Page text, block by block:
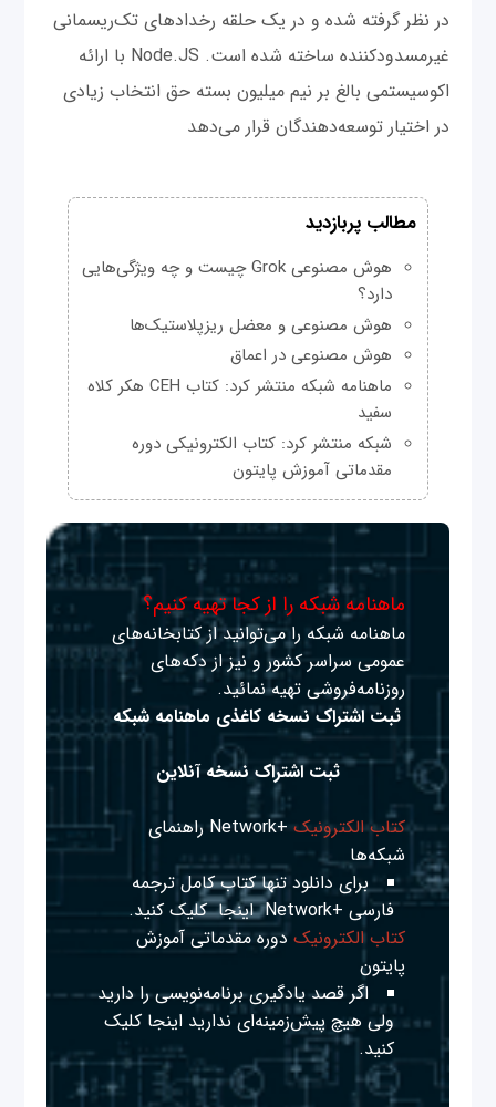
در نظر گرفته شده و در یک حلقه رخداد‌های تک‌ریسمانی
غیرمسدودکننده ساخته شده است. Node.JS با ارائه
اکوسیستمی بالغ بر نیم میلیون بسته حق انتخاب زیادی
در اختیار توسعه‌دهندگان قرار می‌دهد
مطالب پربازدید
هوش مصنوعی Grok چیست و چه ویژگی‌هایی
دارد؟
هوش مصنوعی و معضل ریزپلاستیک‌ها
هوش مصنوعی در اعماق
ماهنامه شبکه منتشر کرد: کتاب CEH هکر کلاه
سفید
شبکه منتشر کرد: کتاب الکترونیکی دوره
مقدماتی آموزش پایتون
ماهنامه شبکه را از کجا تهیه کنیم؟
ماهنامه شبکه را می‌توانید از کتابخانه‌های
عمومی سراسر کشور و نیز از دکه‌های
روزنامه‌فروشی تهیه نمائید.
ثبت اشتراک نسخه کاغذی ماهنامه شبکه
ثبت اشتراک نسخه آنلاین
کتاب الکترونیک
+Network راهنمای
شبکه‌ها
برای دانلود تنها کتاب کامل ترجمه
فارسی +Network
اینجا کلیک کنید.
کتاب الکترونیک دوره مقدماتی آموزش
پایتون
اگر قصد یادگیری برنامه‌نویسی را دارید
ولی هیچ پیش‌زمینه‌ای نداریداینجا کلیک
کنید.